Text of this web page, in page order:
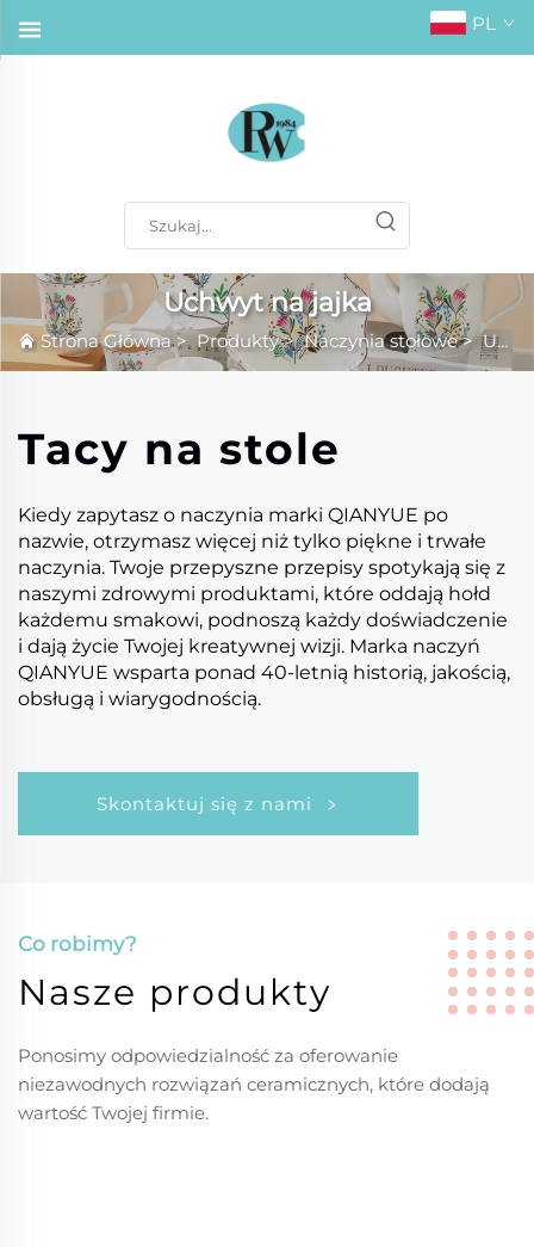
PL
Uchwyt na jajka
Strona Główna> Produkty>Naczynia stołowe>Uchwyt na jajka
Tacy na stole
Kiedy zapytasz o naczynia marki QIANYUE po
nazwie, otrzymasz więcej niż tylko piękne i trwałe
naczynia. Twoje przepyszne przepisy spotykają się z
naszymi zdrowymi produktami, które oddają hołd
każdemu smakowi, podnoszą każdy doświadczenie
i dają życie Twojej kreatywnej wizji. Marka naczyń
QIANYUE wsparta ponad 40-letnią historią, jakością,
obsługą i wiarygodnością.
Skontaktuj się z nami
Co robimy?
Nasze produkty
Ponosimy odpowiedzialność za oferowanie
niezawodnych rozwiązań ceramicznych, które dodają
wartość Twojej firmie.